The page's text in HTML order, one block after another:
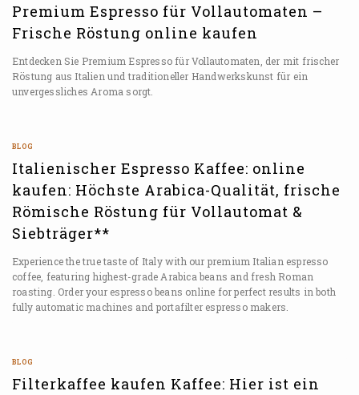
Premium Espresso für Vollautomaten –
Frische Röstung online kaufen
Entdecken Sie Premium Espresso für Vollautomaten, der mit frischer
Röstung aus Italien und traditioneller Handwerkskunst für ein
unvergessliches Aroma sorgt.
BLOG
Italienischer Espresso Kaffee: online
kaufen: Höchste Arabica-Qualität, frische
Römische Röstung für Vollautomat &
Siebträger**
Experience the true taste of Italy with our premium Italian espresso
coffee, featuring highest-grade Arabica beans and fresh Roman
roasting. Order your espresso beans online for perfect results in both
fully automatic machines and portafilter espresso makers.
BLOG
Filterkaffee kaufen Kaffee: Hier ist ein